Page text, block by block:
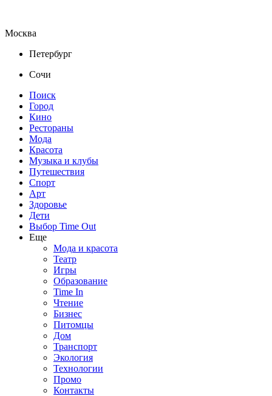
Москва
Петербург
Сочи
Поиск
Город
Кино
Рестораны
Мода
Красота
Музыка и клубы
Путешествия
Спорт
Арт
Здоровье
Дети
Выбор Time Out
Еще
Мода и красота
Театр
Игры
Образование
Time In
Чтение
Бизнес
Питомцы
Дом
Транспорт
Экология
Технологии
Промо
Контакты